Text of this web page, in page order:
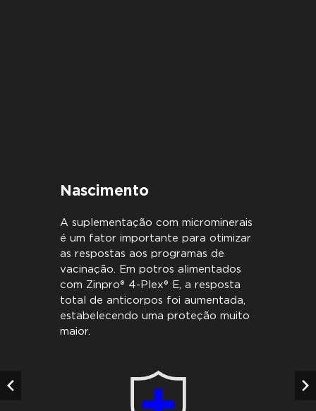
Nascimento
A suplementação com microminerais
é um fator importante para otimizar
as respostas aos programas de
vacinação. Em potros alimentados
com Zinpro® 4-Plex® E, a resposta
total de anticorpos foi aumentada,
estabelecendo uma proteção muito
maior.